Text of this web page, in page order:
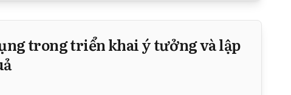
trong triển khai ý tưởng và lập